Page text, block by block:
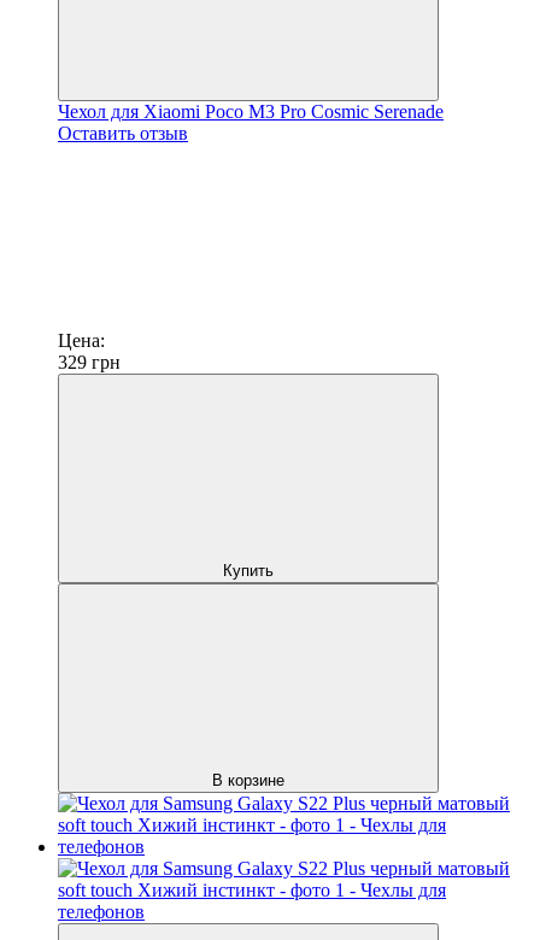
Чехол для Xiaomi Poco M3 Pro Cosmic Serenade
Оставить отзыв
Цена:
329 грн
Купить
В корзине